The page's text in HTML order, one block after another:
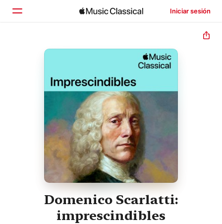
Iniciar sesión
Inicio
Buscar
Domenico Scarlatti:
imprescindibles